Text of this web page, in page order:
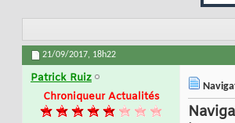
21/09/2017, 18h22
Patrick Ruiz
Chroniqueur Actualités